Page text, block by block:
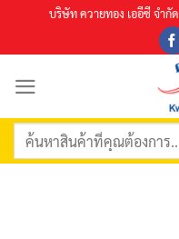
content
บริษัท ควายทอง เออีซี จำกัด
ค้นหา: